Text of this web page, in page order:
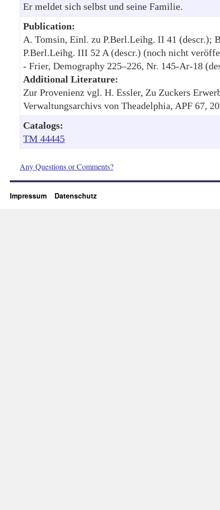
Er meldet sich selbst und seine Familie.
Publication:
A. Tomsin, Einl. zu P.Berl.Leihg. II 41 (descr.);
P.Berl.Leihg. III 52 A (descr.) (noch nicht
- Frier, Demography 225–226, Nr. 145-Ar-18
Additional Literature:
Zur Provenienz vgl. H. Essler, Zu Zuckers
Verwaltungsarchivs von Theadelphia, APF 67,
Catalogs:
TM 44445
Any Questions or Comments?
Impressum Datenschutz